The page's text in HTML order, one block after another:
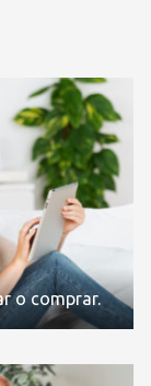
o comprar.